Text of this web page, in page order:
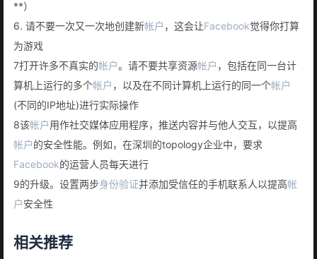
**）
6. 请不要一次又一次地创建新帐户 ，这会让Facebook觉得你打算
为游戏
7打开许多不真实的帐户。请不要共享资源帐户 ，包括在同一台计
算机上运行的多个帐户 ，以及在不同计算机上运行的同一个帐户
(不同的IP地址)进行实际操作
8该帐户用作社交媒体应用程序，推送内容并与他人交互，以提高
帐户的安全性能。例如，在深圳的topology企业中，要求
Facebook的运营人员每天进行
9的升级。设置两步身份验证并添加受信任的手机联系人以提高帐
户安全性
相关推荐